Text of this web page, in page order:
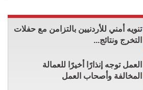
تنويه أمني للأردنيين بالتزامن مع حفلات
التخرج ونتائج...
العمل توجه إنذارًا أخيرًا للعمالة
المخالفة وأصحاب العمل